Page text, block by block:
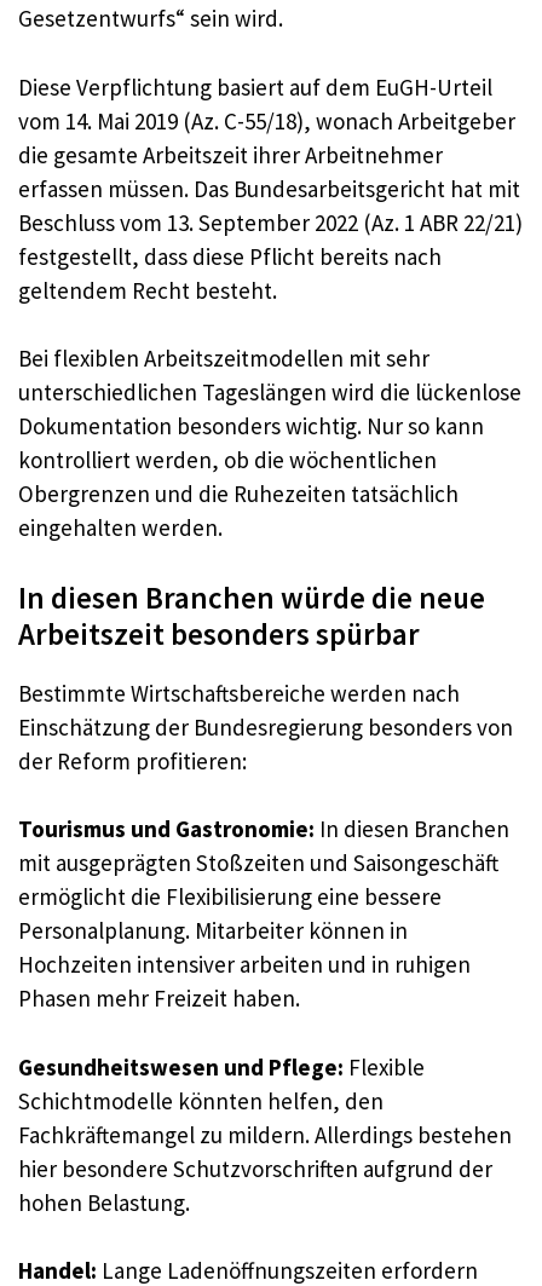
Gesetzentwurfs“ sein wird.
Diese Verpflichtung basiert auf dem EuGH-Urteil
vom 14. Mai 2019 (Az. C-55/18), wonach Arbeitgeber
die gesamte Arbeitszeit ihrer Arbeitnehmer
erfassen müssen. Das Bundesarbeitsgericht hat mit
Beschluss vom 13. September 2022 (Az. 1 ABR 22/21)
festgestellt, dass diese Pflicht bereits nach
geltendem Recht besteht.
Bei flexiblen Arbeitszeitmodellen mit sehr
unterschiedlichen Tageslängen wird die lückenlose
Dokumentation besonders wichtig. Nur so kann
kontrolliert werden, ob die wöchentlichen
Obergrenzen und die Ruhezeiten tatsächlich
eingehalten werden.
In diesen Branchen würde die neue
Arbeitszeit besonders spürbar
Bestimmte Wirtschaftsbereiche werden nach
Einschätzung der Bundesregierung besonders von
der Reform profitieren:
Tourismus und Gastronomie: In diesen Branchen
mit ausgeprägten Stoßzeiten und Saisongeschäft
ermöglicht die Flexibilisierung eine bessere
Personalplanung. Mitarbeiter können in
Hochzeiten intensiver arbeiten und in ruhigen
Phasen mehr Freizeit haben.
Gesundheitswesen und Pflege: Flexible
Schichtmodelle könnten helfen, den
Fachkräftemangel zu mildern. Allerdings bestehen
hier besondere Schutzvorschriften aufgrund der
hohen Belastung.
Handel: Lange Ladenöffnungszeiten erfordern